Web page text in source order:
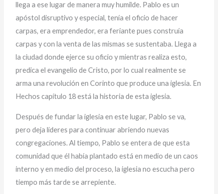
llega a ese lugar de manera muy humilde. Pablo es un
apóstol disruptivo y especial, tenía el oficio de hacer
carpas, era emprendedor, era feriante pues construía
carpas y con la venta de las mismas se sustentaba. Llega a
la ciudad donde ejerce su oficio y mientras realiza esto,
predica el evangelio de Cristo, por lo cual realmente se
arma una revolución en Corinto que produce una iglesia. En
Hechos capítulo 18 está la historia de esta iglesia.
Después de fundar la iglesia en este lugar, Pablo se va,
pero deja líderes para continuar abriendo nuevas
congregaciones. Al tiempo, Pablo se entera de que esta
comunidad que él había plantado está en medio de un caos
interno y en medio del proceso, la iglesia no escucha pero
tiempo más tarde se arrepiente.